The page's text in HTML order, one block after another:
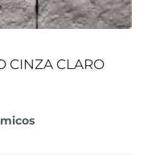
CINZA CLARO